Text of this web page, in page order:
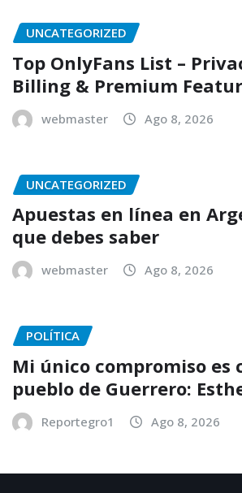
UNCATEGORIZED
Top OnlyFans List –
Billing & Premium
webmaster Ago 8, 2026
UNCATEGORIZED
Apuestas en línea en
que debes saber
webmaster Ago 8, 2026
POLÍTICA
Mi único compromiso es
pueblo de Guerrero:
Reportegro1 Ago 8, 2026